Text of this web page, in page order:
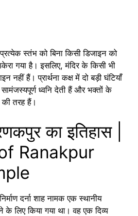
स्तंभ को बिना किसी डिजाइन को
गया है। इसलिए, मंदिर के किसी भी
नहीं हैं। प्रार्थना कक्ष में दो बड़ी घंटियाँ
ध्वनि देती हैं और भक्तों के
की तरह हैं।
का इतिहास |
Ranakpur
दर्ना शाह नामक एक स्थानीय
के लिए किया गया था। वह एक दिव्य